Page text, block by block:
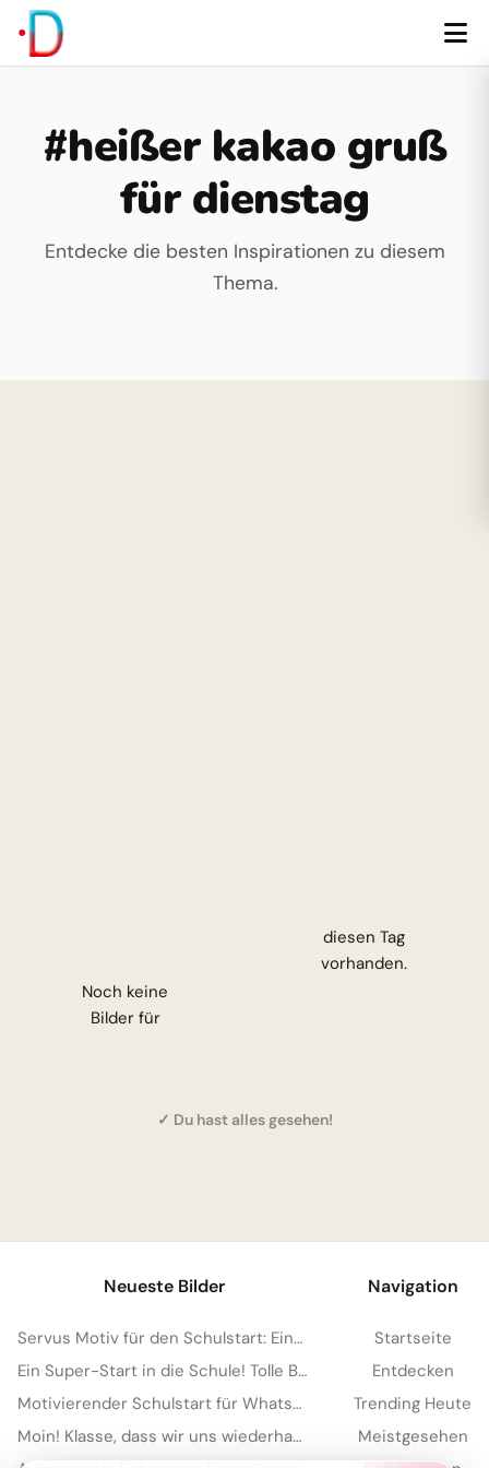
#heißer kakao gruß
für dienstag
Entdecke die besten Inspirationen zu diesem
Thema.
Noch keine
Bilder für
diesen Tag
vorhanden.
✓ Du hast alles gesehen!
Neueste Bilder
Servus Motiv für den Schulstart: Eine lustige Eichhörnchen Grafik für WhatsApp
Ein Super-Start in die Schule! Tolle Bilder für Pinterest zum Teilen.
Motivierender Schulstart für WhatsApp: Energiegeladen ins neue Schuljahr!
Moin! Klasse, dass wir uns wiederhaben – Schulstart-Spaß für Instagram
Navigation
Startseite
Entdecken
Trending Heute
Meistgesehen